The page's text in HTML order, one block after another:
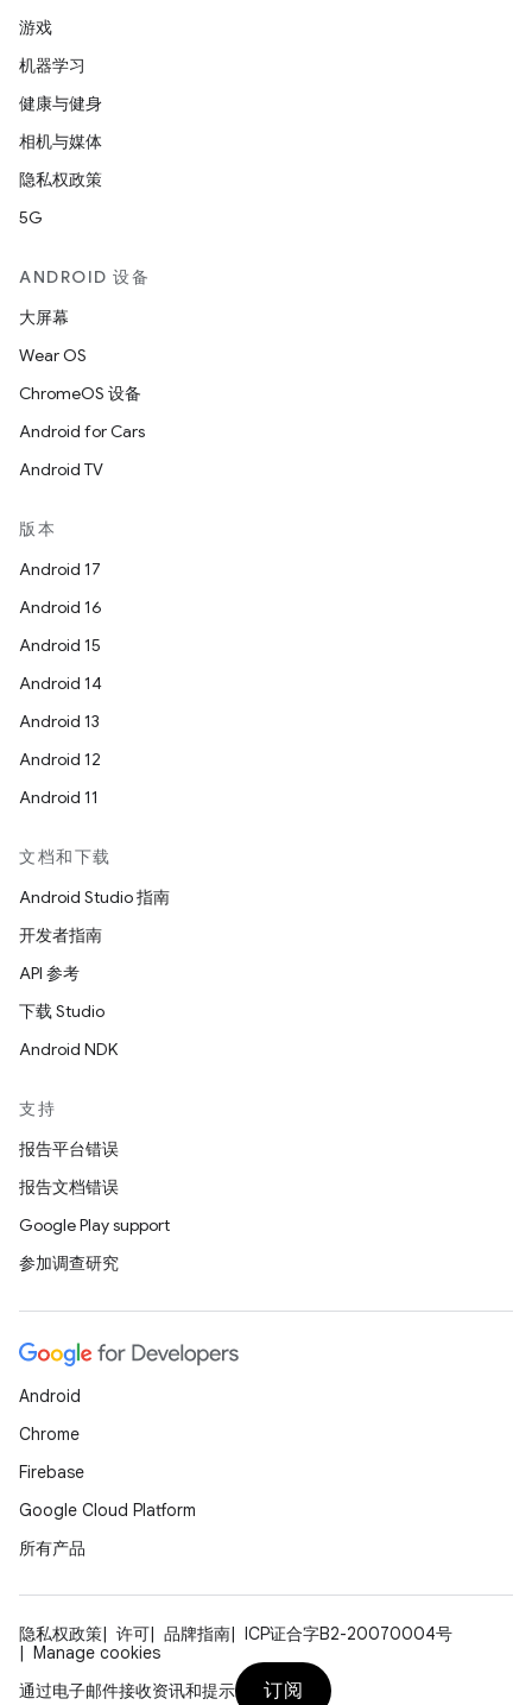
游戏
机器学习
健康与健身
相机与媒体
隐私权政策
5G
ANDROID 设备
大屏幕
Wear OS
ChromeOS 设备
Android for Cars
Android TV
版本
Android 17
Android 16
Android 15
Android 14
Android 13
Android 12
Android 11
文档和下载
Android Studio 指南
开发者指南
API 参考
下载 Studio
Android NDK
支持
报告平台错误
报告文档错误
Google Play support
参加调查研究
Android
Chrome
Firebase
Google Cloud Platform
所有产品
隐私权政策 许可 品牌指南
ICP证合字B2-20070004号
Manage cookies
通过电子邮件接收资讯和提示
订阅